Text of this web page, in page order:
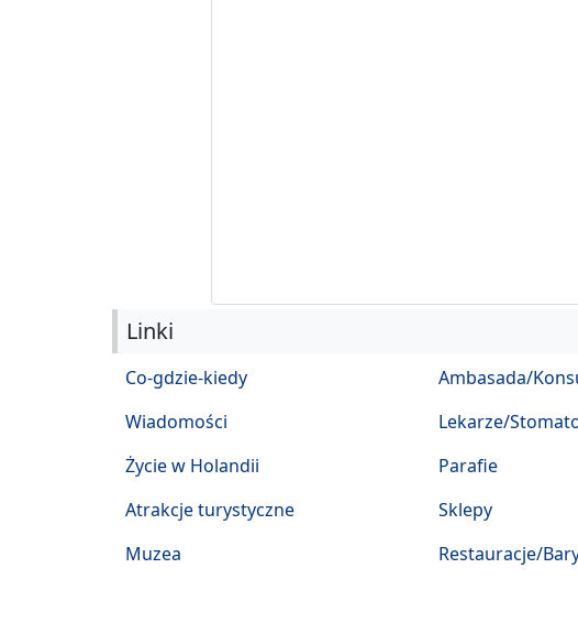
Linki
Co-gdzie-kiedy
Wiadomości
Życie w Holandii
Atrakcje turystyczne
Muzea
Ambasada/
Lekarze/
Parafie
Sklepy
Restauracje/